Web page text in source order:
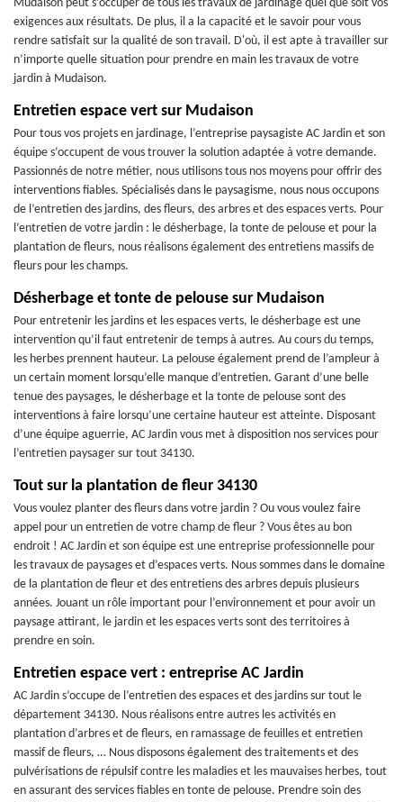
Mudaison peut s’occuper de tous les travaux de jardinage quel que soit vos
exigences aux résultats. De plus, il a la capacité et le savoir pour vous
rendre satisfait sur la qualité de son travail. D'où, il est apte à travailler sur
n’importe quelle situation pour prendre en main les travaux de votre
jardin à Mudaison.
Entretien espace vert sur Mudaison
Pour tous vos projets en jardinage, l’entreprise paysagiste AC Jardin et son
équipe s’occupent de vous trouver la solution adaptée à votre demande.
Passionnés de notre métier, nous utilisons tous nos moyens pour offrir des
interventions fiables. Spécialisés dans le paysagisme, nous nous occupons
de l’entretien des jardins, des fleurs, des arbres et des espaces verts. Pour
l’entretien de votre jardin : le désherbage, la tonte de pelouse et pour la
plantation de fleurs, nous réalisons également des entretiens massifs de
fleurs pour les champs.
Désherbage et tonte de pelouse sur Mudaison
Pour entretenir les jardins et les espaces verts, le désherbage est une
intervention qu’il faut entretenir de temps à autres. Au cours du temps,
les herbes prennent hauteur. La pelouse également prend de l’ampleur à
un certain moment lorsqu’elle manque d’entretien. Garant d’une belle
tenue des paysages, le désherbage et la tonte de pelouse sont des
interventions à faire lorsqu’une certaine hauteur est atteinte. Disposant
d’une équipe aguerrie, AC Jardin vous met à disposition nos services pour
l’entretien paysager sur tout 34130.
Tout sur la plantation de fleur 34130
Vous voulez planter des fleurs dans votre jardin ? Ou vous voulez faire
appel pour un entretien de votre champ de fleur ? Vous êtes au bon
endroit ! AC Jardin et son équipe est une entreprise professionnelle pour
les travaux de paysages et d’espaces verts. Nous sommes dans le domaine
de la plantation de fleur et des entretiens des arbres depuis plusieurs
années. Jouant un rôle important pour l’environnement et pour avoir un
paysage attirant, le jardin et les espaces verts sont des territoires à
prendre en soin.
Entretien espace vert : entreprise AC Jardin
AC Jardin s’occupe de l’entretien des espaces et des jardins sur tout le
département 34130. Nous réalisons entre autres les activités en
plantation d’arbres et de fleurs, en ramassage de feuilles et entretien
massif de fleurs, … Nous disposons également des traitements et des
pulvérisations de répulsif contre les maladies et les mauvaises herbes, tout
en assurant des services fiables en tonte de pelouse. Prendre soin des